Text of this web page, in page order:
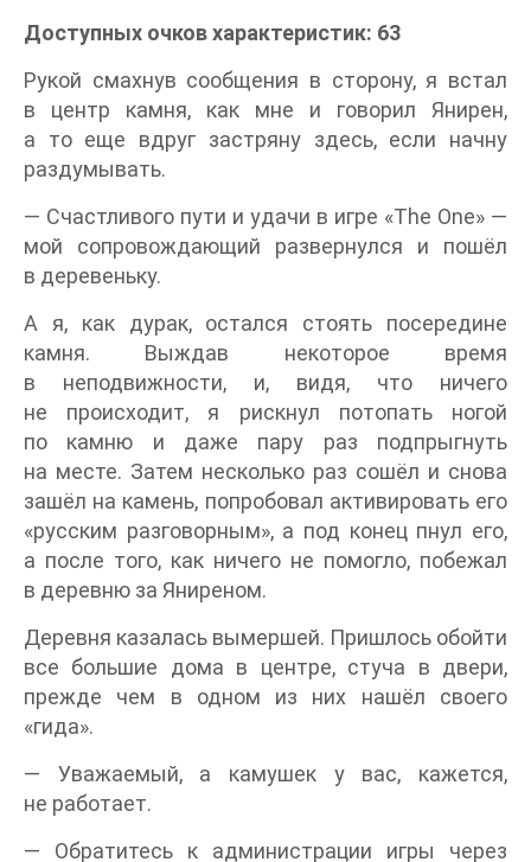
Доступных очков характеристик: 63
Рукой смахнув сообщения в сторону, я встал
в центр камня, как мне и говорил Янирен,
а то еще вдруг застряну здесь, если начну
раздумывать.
— Счастливого пути и удачи в игре «The One» —
мой сопровождающий развернулся и пошёл
в деревеньку.
А я, как дурак, остался стоять посередине
камня. Выждав некоторое время
в неподвижности, и, видя, что ничего
не происходит, я рискнул потопать ногой
по камню и даже пару раз подпрыгнуть
на месте. Затем несколько раз сошёл и снова
зашёл на камень, попробовал активировать его
«русским разговорным», а под конец пнул его,
а после того, как ничего не помогло, побежал
в деревню за Яниреном.
Деревня казалась вымершей. Пришлось обойти
все большие дома в центре, стуча в двери,
прежде чем в одном из них нашёл своего
«гида».
— Уважаемый, а камушек у вас, кажется,
не работает.
— Обратитесь к администрации игры через